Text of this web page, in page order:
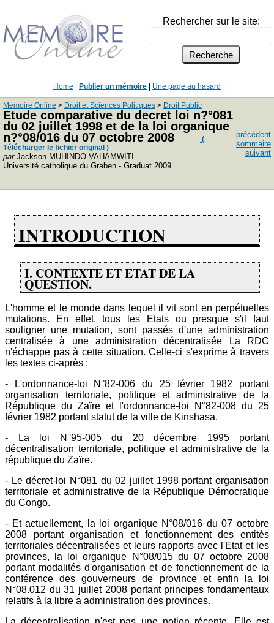
Rechercher sur le site:
Home Publier un mémoire Une page au hasard
Memoire Online > Droit et Sciences Politiques > Droit Public
Etude comparative du decret loi n?°081
du 02 juillet 1998 et de la loi organique
n?°08/016 du 07 octobre 2008
(
Télécharger le fichier original )
parJackson MUHINDO VAHAMWITI
Université catholique du Graben - Graduat 2009
précédent
sommaire
suivant
INTRODUCTION
I. CONTEXTE ET ETAT DE LA
QUESTION.
L'homme et le monde dans lequel il vit sont en perpétuelles
mutations. En effet, tous les Etats ou presque s'il faut
souligner une mutation, sont passés d'une administration
centralisée à une administration décentralisée La RDC
n'échappe pas à cette situation. Celle-ci s'exprime à travers
les textes ci-après :
- L'ordonnance-loi N°82-006 du 25 février 1982 portant
organisation territoriale, politique et administrative de la
République du Zaïre et l'ordonnance-loi N°82-008 du 25
février 1982 portant statut de la ville de Kinshasa.
- La loi N°95-005 du 20 décembre 1995 portant
décentralisation territoriale, politique et administrative de la
république du Zaïre.
- Le décret-loi N°081 du 02 juillet 1998 portant organisation
territoriale et administrative de la République Démocratique
du Congo.
- Et actuellement, la loi organique N°08/016 du 07 octobre
2008 portant organisation et fonctionnement des entités
territoriales décentralisées et leurs rapports avec l'Etat et les
provinces, la loi organique N°08/015 du 07 octobre 2008
portant modalités d'organisation et de fonctionnement de la
conférence des gouverneurs de province et enfin la loi
N°08.012 du 31 juillet 2008 portant principes fondamentaux
relatifs à la libre a administration des provinces.